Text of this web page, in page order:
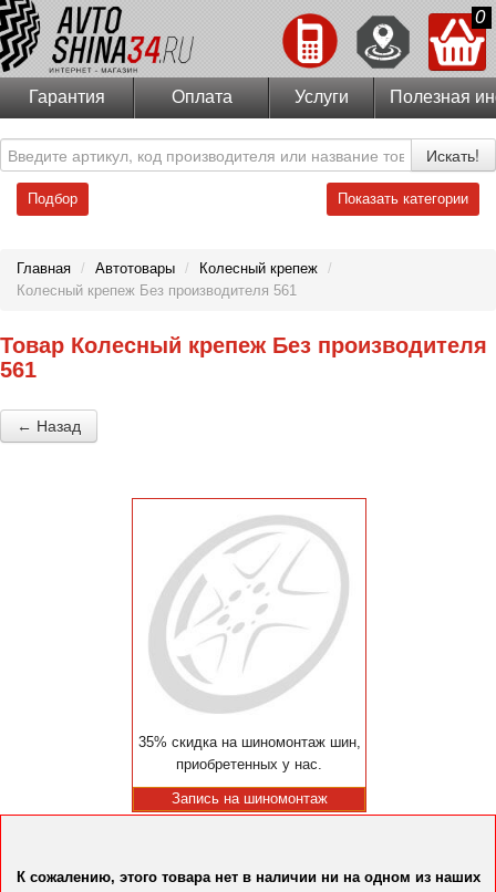
0
Гарантия Оплата Услуги Полезная
Искать!
Подбор Показать категории
Главная / Автотовары / Колесный крепеж /
Колесный крепеж Без производителя 561
Товар Колесный крепеж Без производителя
561
← Назад
35% скидка на шиномонтаж шин,
приобретенных у нас.
Запись на шиномонтаж
К сожалению, этого товара нет в наличии ни на одном из наших